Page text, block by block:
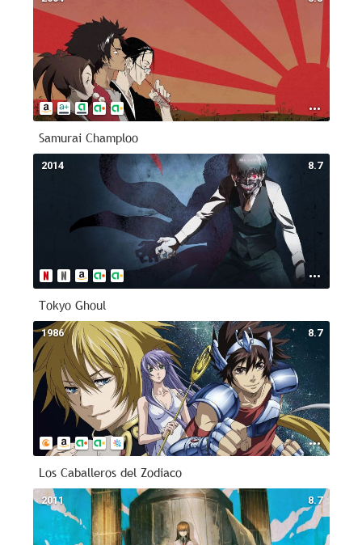
Samurai Champloo
8.7
2014
Tokyo Ghoul
8.7
1986
Los Caballeros del Zodiaco
8.7
2011